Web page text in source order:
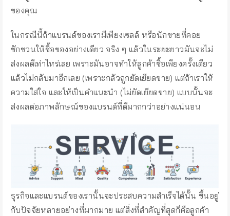
ของคุณ
ในกรณีนี้ถ้าแบรนด์ของเรามีเพียงเซลล์ หรือนักขายที่คอย
ชักชวนให้ซื้อของอย่างเดียว จริง ๆ แล้วในระยะยาวมันจะไม่
ส่งผลดีเท่าไหร่เลย เพราะมันอาจทำให้ลูกค้าซื้อเพียงครั้งเดียว
แล้วไม่กลับมาอีกเลย (เพราะกลัวถูกยัดเยียดขาย) แต่ถ้าเราให้
ความใส่ใจ และให้เป็นคำแนะนำ (ไม่ยัดเยียดขาย) แบบนั้นจะ
ส่งผลต่อภาพลักษณ์ของแบรนด์ที่ดีมากกว่าอย่างแน่นอน
ธุรกิจและแบรนด์ของเรานั้นจะประสบความสำเร็จได้นั้น ขึ้นอยู่
กับปัจจัยหลายอย่างที่มากมาย แต่สิ่งที่สำคัญที่สุดก็คือลูกค้า